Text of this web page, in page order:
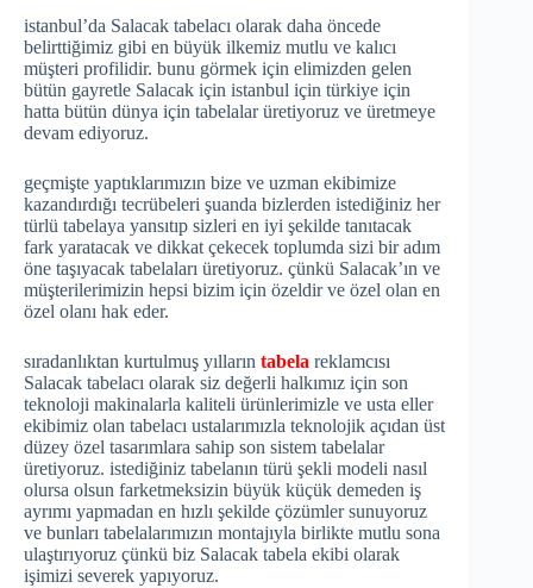
istanbul’da Salacak tabelacı olarak daha öncede
belirttiğimiz gibi en büyük ilkemiz mutlu ve kalıcı
müşteri profilidir. bunu görmek için elimizden gelen
bütün gayretle Salacak için istanbul için türkiye için
hatta bütün dünya için tabelalar üretiyoruz ve üretmeye
devam ediyoruz.
geçmişte yaptıklarımızın bize ve uzman ekibimize
kazandırdığı tecrübeleri şuanda bizlerden istediğiniz her
türlü tabelaya yansıtıp sizleri en iyi şekilde tanıtacak
fark yaratacak ve dikkat çekecek toplumda sizi bir adım
öne taşıyacak tabelaları üretiyoruz. çünkü Salacak’ın ve
müşterilerimizin hepsi bizim için özeldir ve özel olan en
özel olanı hak eder.
sıradanlıktan kurtulmuş yılların tabela reklamcısı
Salacak tabelacı olarak siz değerli halkımız için son
teknoloji makinalarla kaliteli ürünlerimizle ve usta eller
ekibimiz olan tabelacı ustalarımızla teknolojik açıdan üst
düzey özel tasarımlara sahip son sistem tabelalar
üretiyoruz. istediğiniz tabelanın türü şekli modeli nasıl
olursa olsun farketmeksizin büyük küçük demeden iş
ayrımı yapmadan en hızlı şekilde çözümler sunuyoruz
ve bunları tabelalarımızın montajıyla birlikte mutlu sona
ulaştırıyoruz çünkü biz Salacak tabela ekibi olarak
işimizi severek yapıyoruz.